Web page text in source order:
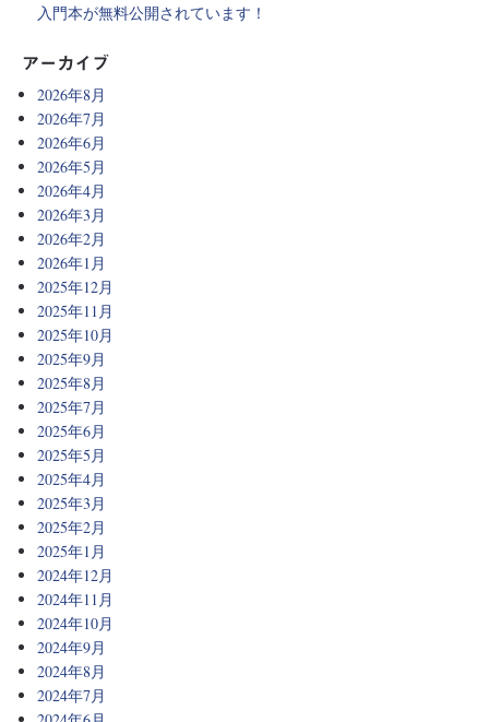
入門本が無料公開されています！
アーカイブ
2026年8月
2026年7月
2026年6月
2026年5月
2026年4月
2026年3月
2026年2月
2026年1月
2025年12月
2025年11月
2025年10月
2025年9月
2025年8月
2025年7月
2025年6月
2025年5月
2025年4月
2025年3月
2025年2月
2025年1月
2024年12月
2024年11月
2024年10月
2024年9月
2024年8月
2024年7月